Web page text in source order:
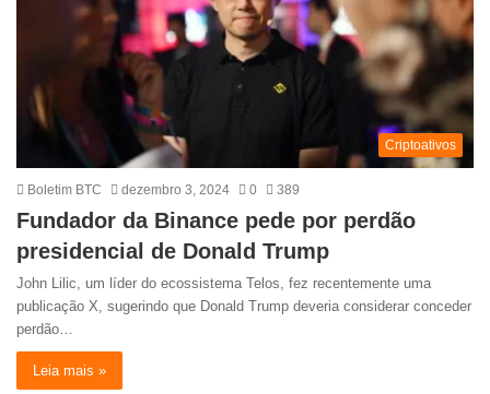
Criptoativos
Boletim BTC dezembro 3, 2024 0 389
Fundador da Binance pede por perdão
presidencial de Donald Trump
John Lilic, um líder do ecossistema Telos, fez recentemente uma
publicação X, sugerindo que Donald Trump deveria considerar conceder
perdão…
Leia mais »